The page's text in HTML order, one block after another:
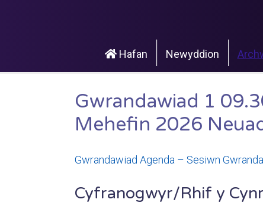
Hafan Newyddion
Gwrandawiad 1
Mehefin 2026
Gwrandawiad Agenda – Sesiwn
Cyfranogwyr/Rhif y